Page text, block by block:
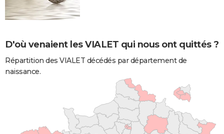
D'où venaient les VIALET qui nous ont quittés ?
Répartition des VIALET décédés par département de
naissance.